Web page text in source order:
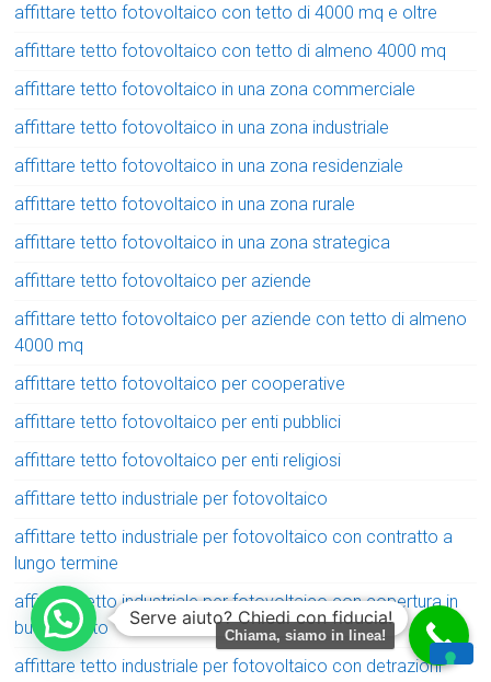
affittare tetto fotovoltaico con tetto di 4000 mq e oltre
affittare tetto fotovoltaico con tetto di almeno 4000 mq
affittare tetto fotovoltaico in una zona commerciale
affittare tetto fotovoltaico in una zona industriale
affittare tetto fotovoltaico in una zona residenziale
affittare tetto fotovoltaico in una zona rurale
affittare tetto fotovoltaico in una zona strategica
affittare tetto fotovoltaico per aziende
affittare tetto fotovoltaico per aziende con tetto di almeno
4000 mq
affittare tetto fotovoltaico per cooperative
affittare tetto fotovoltaico per enti pubblici
affittare tetto fotovoltaico per enti religiosi
affittare tetto industriale per fotovoltaico
affittare tetto industriale per fotovoltaico con contratto a
lungo termine
affittare tetto industriale per fotovoltaico con copertura in
buono stato
affittare tetto industriale per fotovoltaico con detrazioni
Serve aiuto? Chiedi con fiducia!
Chiama, siamo in linea!